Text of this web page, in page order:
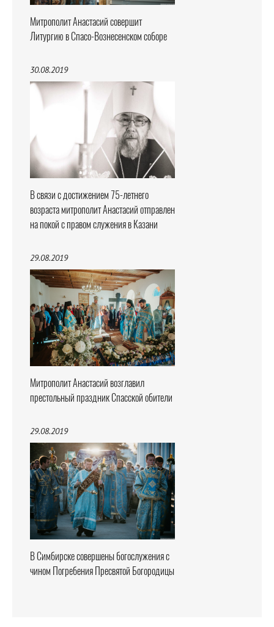
Митрополит Анастасий совершит
Литургию в Спасо-Вознесенском соборе
30.08.2019
В связи с достижением 75-летнего
возраста митрополит Анастасий отправлен
на покой с правом служения в Казани
29.08.2019
Митрополит Анастасий возглавил
престольный праздник Спасской обители
29.08.2019
В Симбирске совершены богослужения с
чином Погребения Пресвятой Богородицы